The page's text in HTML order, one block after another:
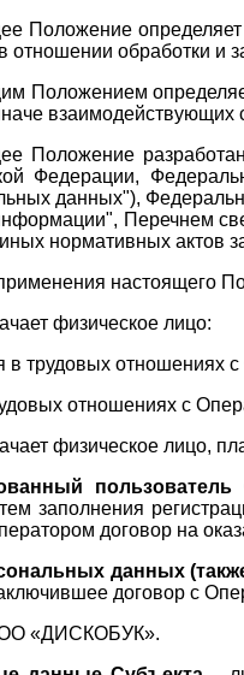
Положение
отношении обработки и
Положением
взаимодействующих
Положение
Федерации,
данных"),
Перечнем
нормативных актов
настоящего
физическое лицо:
в трудовых отношениях
отношениях с
физическое лицо,
заполнения
договор на
данных
договор с
«ДИСКОБУК».